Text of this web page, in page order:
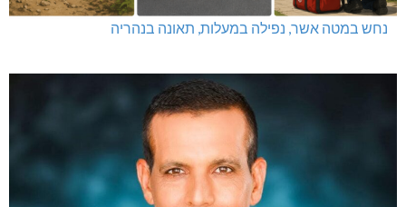
נחש במטה אשר, נפילה במעלות, תאונה בנהריה